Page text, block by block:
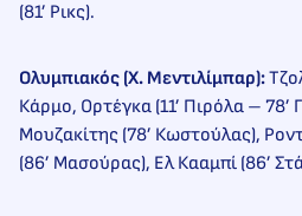
(81’ Ρικς).
Ολυμπιακός (Χ. Μεντιλίμπαρ):
Κάρμο, Ορτέγκα (11’ Πιρόλα – 78’
Μουζακίτης (78’ Κωστούλας),
(86’ Μασούρας), Ελ Κααμπί (86’